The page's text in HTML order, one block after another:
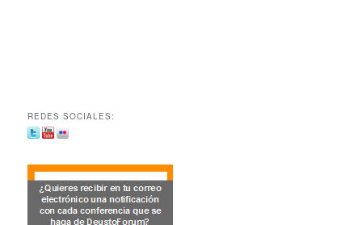
REDES SOCIALES: